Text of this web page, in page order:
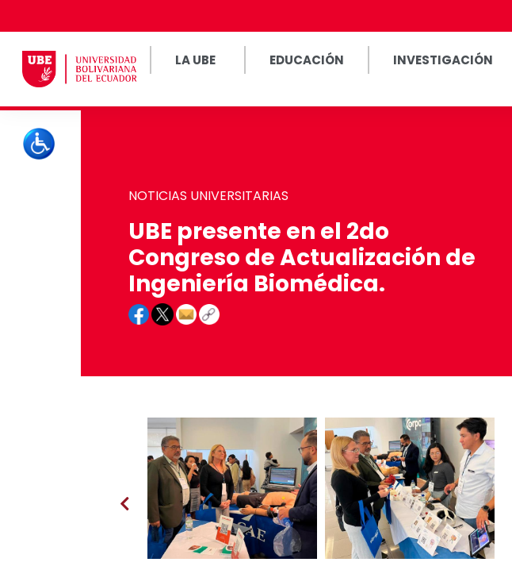
LA UBE EDUCACIÓN INVESTIGACIÓN
NOTICIAS UNIVERSITARIAS
UBE presente en el 2do
Congreso de Actualización de
Ingeniería Biomédica.